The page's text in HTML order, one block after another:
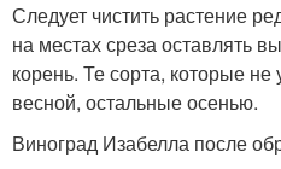
Следует чистить растение
на местах среза оставлять
корень. Те сорта, которые
весной, остальные осенью.
Виноград Изабелла после